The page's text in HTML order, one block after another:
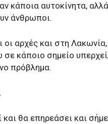
κάποια αυτοκίνητα,
άνθρωποι.
οι αρχές και στη
κάποιο σημείο
πρόβλημα.
και θα επηρεάσει και